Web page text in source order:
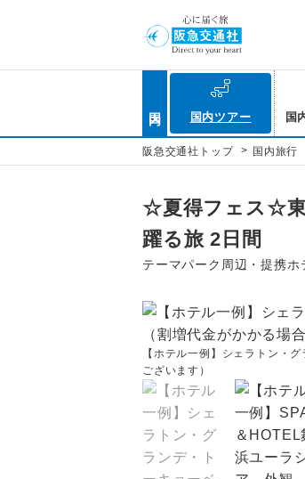
国内ツアー 国
阪急交通社トップ > 国内旅行
☆夏得フェス☆東
躍る旅 2日間
テーマパーク周辺・提携
【ホテル一例】シェラトン・
ございます）